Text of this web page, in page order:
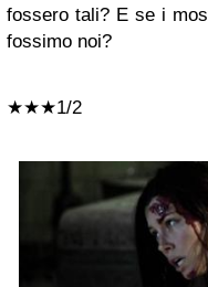
fossero tali? E se i
fossimo noi?
★★★1/2